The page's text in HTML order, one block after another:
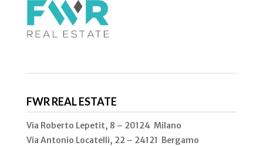
FWR REAL ESTATE
Via Roberto Lepetit, 8 – 20124 Milano
Via Antonio Locatelli, 22 – 24121 Bergamo